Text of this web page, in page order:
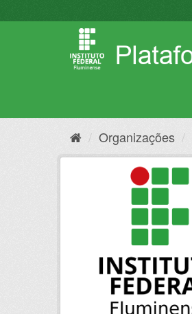
para
Organizações